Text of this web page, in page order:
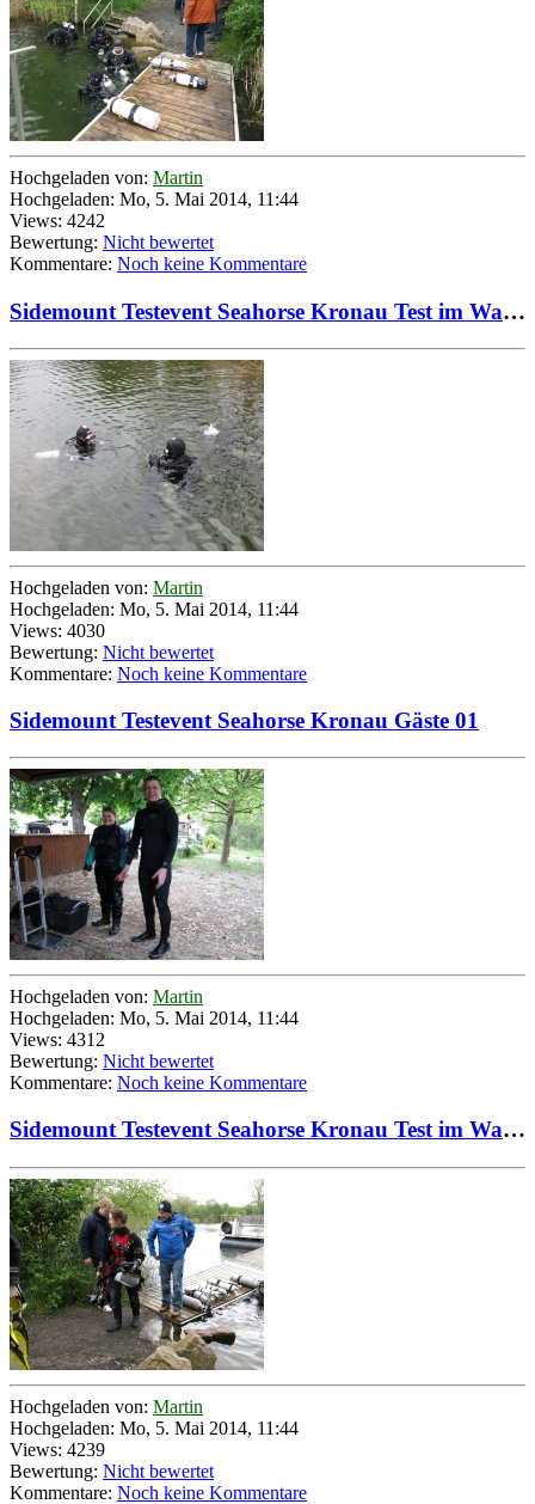
Hochgeladen von: Martin
Hochgeladen: Mo, 5. Mai 2014, 11:44
Views: 4242
Bewertung: Nicht bewertet
Kommentare: Noch keine Kommentare
Sidemount Testevent Seahorse Kronau Test im Wasser 03
Hochgeladen von: Martin
Hochgeladen: Mo, 5. Mai 2014, 11:44
Views: 4030
Bewertung: Nicht bewertet
Kommentare: Noch keine Kommentare
Sidemount Testevent Seahorse Kronau Gäste 01
Hochgeladen von: Martin
Hochgeladen: Mo, 5. Mai 2014, 11:44
Views: 4312
Bewertung: Nicht bewertet
Kommentare: Noch keine Kommentare
Sidemount Testevent Seahorse Kronau Test im Wasser mit Daniela, Chris und Roby
Hochgeladen von: Martin
Hochgeladen: Mo, 5. Mai 2014, 11:44
Views: 4239
Bewertung: Nicht bewertet
Kommentare: Noch keine Kommentare